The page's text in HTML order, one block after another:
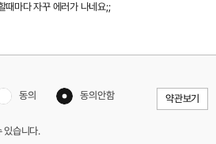
때마다 자꾸 에러가 나네요;;
동의 동의안함 약관보기
있습니다.